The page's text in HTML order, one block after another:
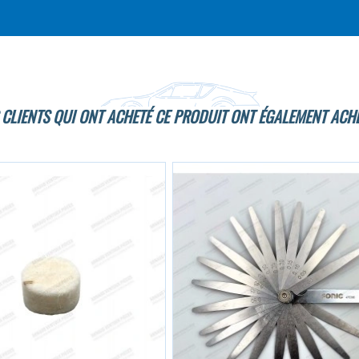
QUI ONT ACHETÉ CE PRODUIT ONT ÉGALEMENT